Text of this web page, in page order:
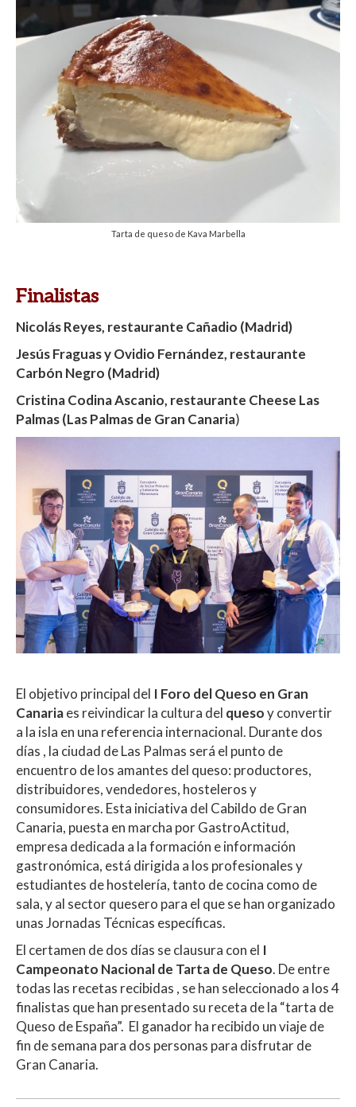
Tarta de queso de Kava Marbella
Finalistas
Nicolás Reyes, restaurante Cañadio (Madrid)
Jesús Fraguas y Ovidio Fernández, restaurante
Carbón Negro (Madrid)
Cristina Codina Ascanio, restaurante Cheese Las
Palmas (Las Palmas de Gran Canaria)
El objetivo principal del I Foro del Queso en Gran
Canariaes reivindicar la cultura del quesoy convertir
a la isla en una referencia internacional. Durante dos
días , la ciudad de Las Palmas será el punto de
encuentro de los amantes del queso: productores,
distribuidores, vendedores, hosteleros y
consumidores. Esta iniciativa del Cabildo de Gran
Canaria, puesta en marcha por GastroActitud,
empresa dedicada a la formación e información
gastronómica, está dirigida a los profesionales y
estudiantes de hostelería, tanto de cocina como de
sala, y al sector quesero para el que se han organizado
unas Jornadas Técnicas específicas.
El certamen de dos días se clausura con el I
Campeonato Nacional de Tarta de Queso. De entre
todas las recetas recibidas , se han seleccionado a los 4
finalistas que han presentado su receta de la “tarta de
Queso de España”. El ganador ha recibido un viaje de
fin de semana para dos personas para disfrutar de
Gran Canaria.